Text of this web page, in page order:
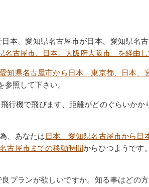
本、愛知県名古屋市が日本、愛知県名
名古屋市、日本、大阪府大阪市 を経由
知県名古屋市から日本、東京都、日本
参照して下さい。
行機で飛びます、距離がどのぐらいかか
、あなたは日本、愛知県名古屋市から日
古屋市までの移動時間からひつようです
プランが欲しいですか。知る事はどの